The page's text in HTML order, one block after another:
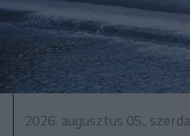
2026. augusztus 05., szerda